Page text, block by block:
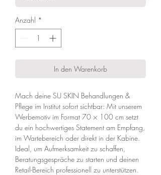
Anzahl *
In den Warenkorb
Mach deine SU SKIN Behandlungen &
Pflege im Institut sofort sichtbar: Mit unserem
Werbemotiv im Format 70 × 100 cm setzt
du ein hochwertiges Statement am Empfang,
im Wartebereich oder direkt in der Kabine.
Ideal, um Aufmerksamkeit zu schaffen,
Beratungsgespräche zu starten und deinen
Retail-Bereich professionell zu unterstützen.